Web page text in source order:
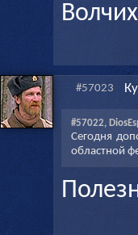
#57023
#57022,
Сегодня
областной